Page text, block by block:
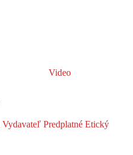
Video
Vydavateľ Predplatné Etický